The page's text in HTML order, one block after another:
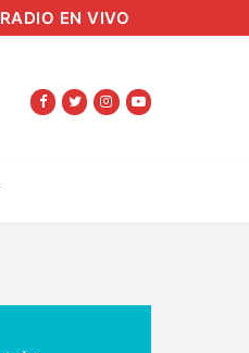
RADIO EN VIVO